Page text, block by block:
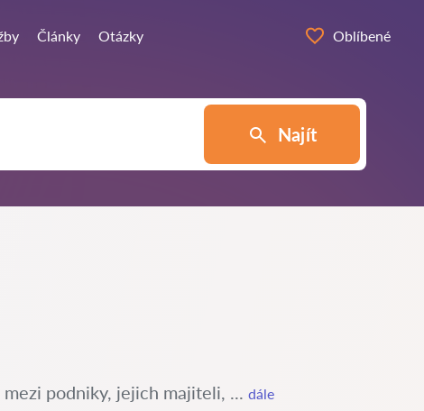
Články Otázky Oblíbené
Najít
podniky, jejich majiteli, ... dále